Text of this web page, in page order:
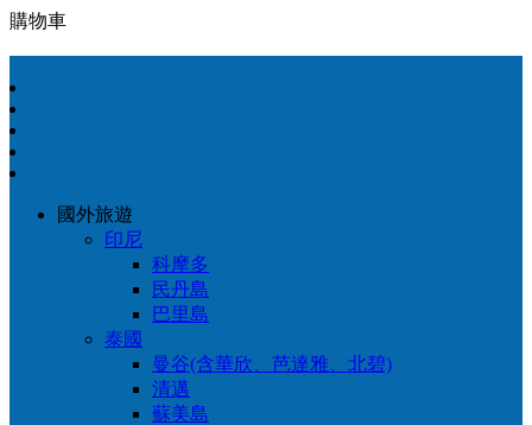
購物車
國外旅遊
印尼
科摩多
民丹島
巴里島
泰國
曼谷(含華欣、芭達雅、北碧)
清邁
蘇美島